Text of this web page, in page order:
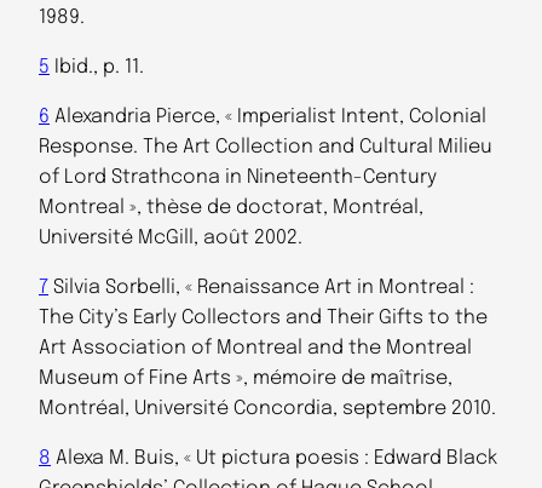
1989.
5 Ibid., p. 11.
6 Alexandria Pierce, « Imperialist Intent, Colonial
Response. The Art Collection and Cultural Milieu
of Lord Strathcona in Nineteenth-Century
Montreal », thèse de doctorat, Montréal,
Université McGill, août 2002.
7 Silvia Sorbelli, « Renaissance Art in Montreal :
The City’s Early Collectors and Their Gifts to the
Art Association of Montreal and the Montreal
Museum of Fine Arts », mémoire de maîtrise,
Montréal, Université Concordia, septembre 2010.
8 Alexa M. Buis, « Ut pictura poesis : Edward Black